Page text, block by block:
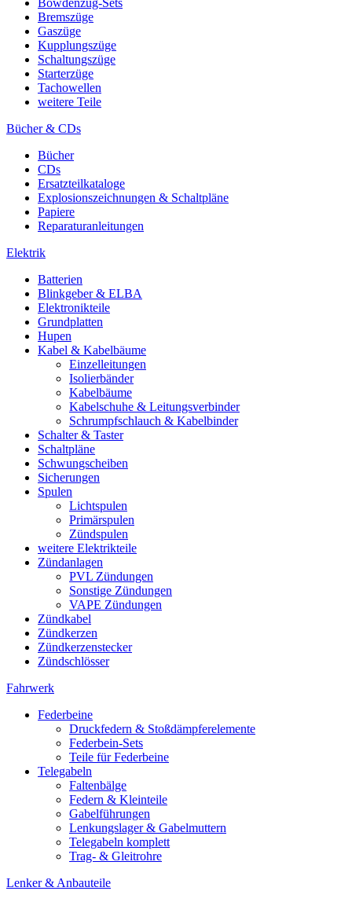
Bowdenzug-Sets
Bremszüge
Gaszüge
Kupplungszüge
Schaltungszüge
Starterzüge
Tachowellen
weitere Teile
Bücher & CDs
Bücher
CDs
Ersatzteilkataloge
Explosionszeichnungen & Schaltpläne
Papiere
Reparaturanleitungen
Elektrik
Batterien
Blinkgeber & ELBA
Elektronikteile
Grundplatten
Hupen
Kabel & Kabelbäume
Einzelleitungen
Isolierbänder
Kabelbäume
Kabelschuhe & Leitungsverbinder
Schrumpfschlauch & Kabelbinder
Schalter & Taster
Schaltpläne
Schwungscheiben
Sicherungen
Spulen
Lichtspulen
Primärspulen
Zündspulen
weitere Elektrikteile
Zündanlagen
PVL Zündungen
Sonstige Zündungen
VAPE Zündungen
Zündkabel
Zündkerzen
Zündkerzenstecker
Zündschlösser
Fahrwerk
Federbeine
Druckfedern & Stoßdämpferelemente
Federbein-Sets
Teile für Federbeine
Telegabeln
Faltenbälge
Federn & Kleinteile
Gabelführungen
Lenkungslager & Gabelmuttern
Telegabeln komplett
Trag- & Gleitrohre
Lenker & Anbauteile